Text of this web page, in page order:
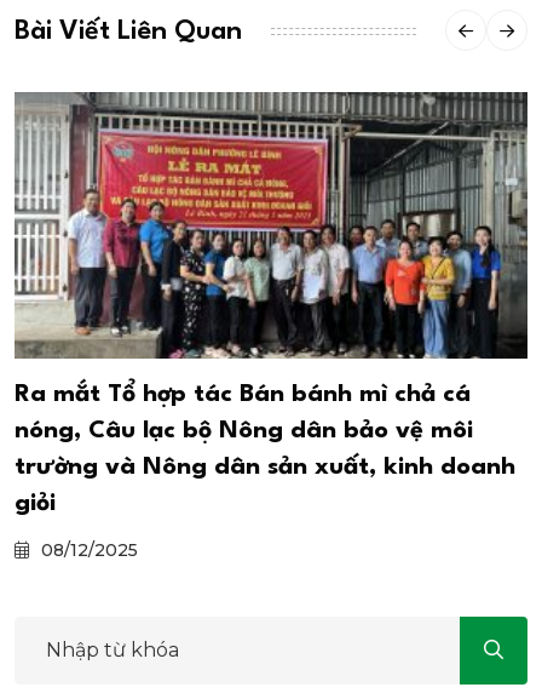
Bài Viết Liên Quan
Ra mắt Tổ hợp tác Bán bánh mì chả cá
nóng, Câu lạc bộ Nông dân bảo vệ môi
trường và Nông dân sản xuất, kinh doanh
giỏi
08/12/2025